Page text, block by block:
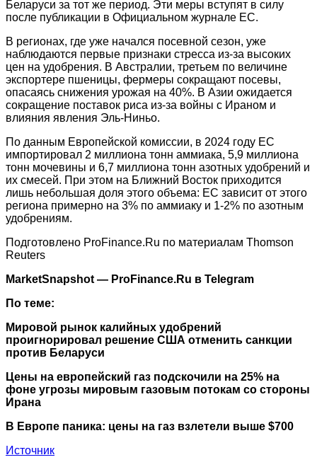
Беларуси за тот же период. Эти меры вступят в силу
после публикации в Официальном журнале ЕС.
В регионах, где уже начался посевной сезон, уже
наблюдаются первые признаки стресса из-за высоких
цен на удобрения. В Австралии, третьем по величине
экспортере пшеницы, фермеры сокращают посевы,
опасаясь снижения урожая на 40%. В Азии ожидается
сокращение поставок риса из-за войны с Ираном и
влияния явления Эль-Ниньо.
По данным Европейской комиссии, в 2024 году ЕС
импортировал 2 миллиона тонн аммиака, 5,9 миллиона
тонн мочевины и 6,7 миллиона тонн азотных удобрений и
их смесей. При этом на Ближний Восток приходится
лишь небольшая доля этого объема: ЕС зависит от этого
региона примерно на 3% по аммиаку и 1-2% по азотным
удобрениям.
Подготовлено ProFinance.Ru по материалам Thomson
Reuters
MarketSnapshot — ProFinance.Ru в Telegram
По теме:
Мировой рынок калийных удобрений
проигнорировал решение США отменить санкции
против Беларуси
Цены на европейский газ подскочили на 25% на
фоне угрозы мировым газовым потокам со стороны
Ирана
В Европе паника: цены на газ взлетели выше $700
Источник